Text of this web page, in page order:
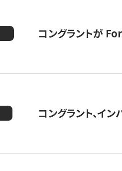
コングラントが
コングラント、イ